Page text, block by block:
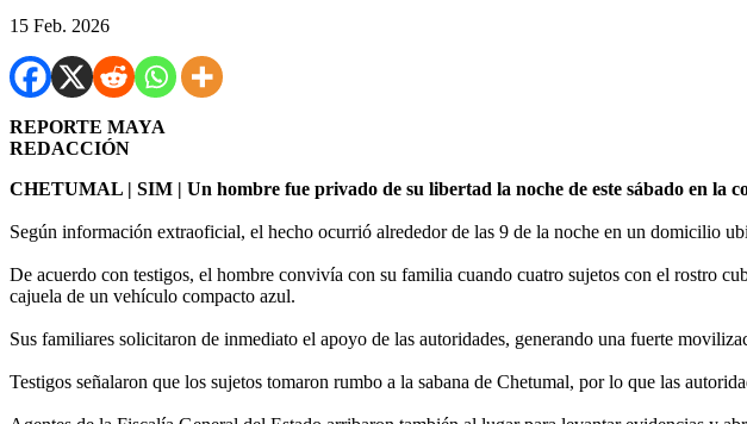
15 Feb. 2026
REPORTE MAYA
REDACCIÓN
CHETUMAL | SIM | Un hombre fue privado de su libertad la noche de este sábado en la
Según información extraoficial, el hecho ocurrió alrededor de las 9 de la noche en un domicilio
De acuerdo con testigos, el hombre convivía con su familia cuando cuatro sujetos con el rostro
cajuela de un vehículo compacto azul.
Sus familiares solicitaron de inmediato el apoyo de las autoridades, generando una fuerte
Testigos señalaron que los sujetos tomaron rumbo a la sabana de Chetumal, por lo que las